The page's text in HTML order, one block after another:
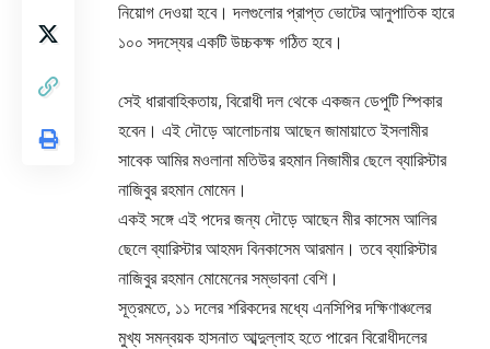
নিয়োগ দেওয়া হবে। দলগুলোর প্রাপ্ত ভোটের আনুপাতিক হারে
১০০ সদস্যের একটি উচ্চকক্ষ গঠিত হবে।
সেই ধারাবাহিকতায়, বিরোধী দল থেকে একজন ডেপুটি স্পিকার
হবেন। এই দৌড়ে আলোচনায় আছেন জামায়াতে ইসলামীর
সাবেক আমির মওলানা মতিউর রহমান নিজামীর ছেলে ব্যারিস্টার
নাজিবুর রহমান মোমেন।
একই সঙ্গে এই পদের জন্য দৌড়ে আছেন মীর কাসেম আলির
ছেলে ব্যারিস্টার আহমদ বিনকাসেম আরমান। তবে ব্যারিস্টার
নাজিবুর রহমান মোমেনের সম্ভাবনা বেশি।
সূত্রমতে, ১১ দলের শরিকদের মধ্যে এনসিপির দক্ষিণাঞ্চলের
মুখ্য সমন্বয়ক হাসনাত আব্দুল্লাহ হতে পারেন বিরোধীদলের